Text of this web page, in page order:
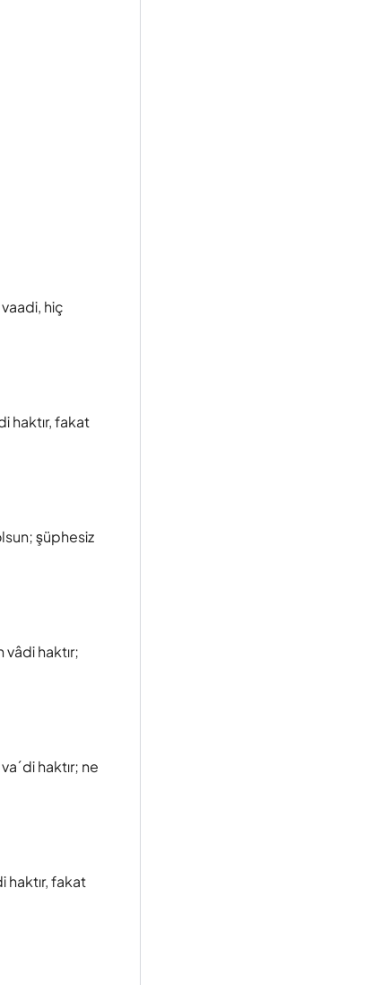
hiç
haktır, fakat
şüphesiz
vâdi haktır;
haktır; ne
haktır, fakat